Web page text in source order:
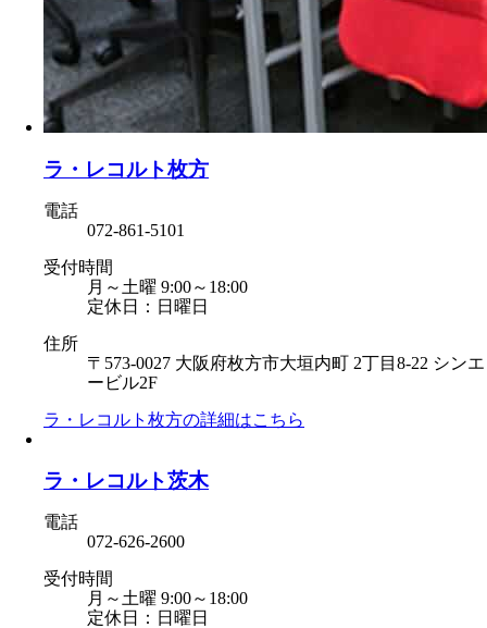
ラ・レコルト枚方
電話
072-861-5101
受付時間
月～土曜 9:00～18:00
定休日：日曜日
住所
〒573-0027 大阪府枚方市大垣内町 2丁目8-22 シンエ
ービル2F
ラ・レコルト枚方の詳細はこちら
ラ・レコルト茨木
電話
072-626-2600
受付時間
月～土曜 9:00～18:00
定休日：日曜日